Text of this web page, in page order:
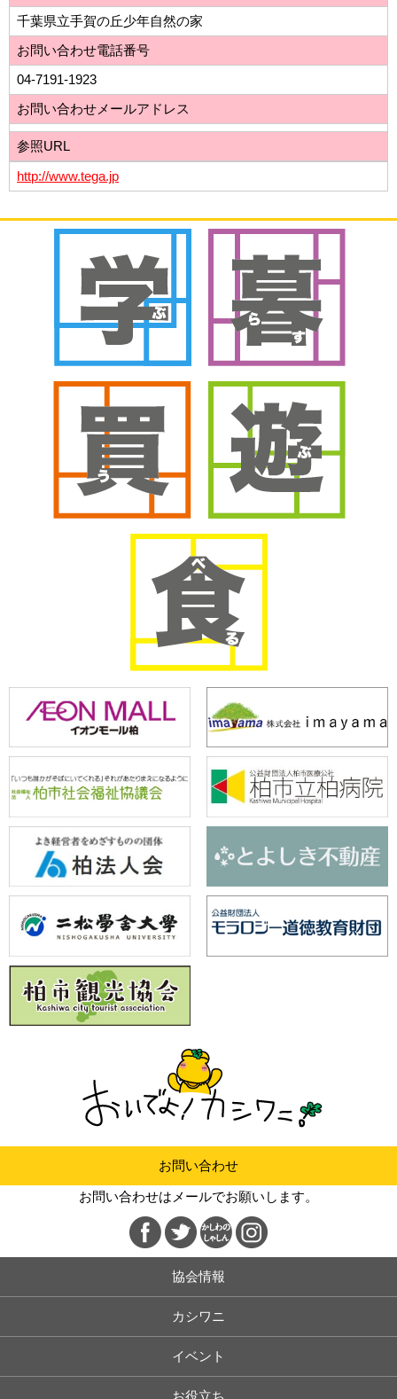
千葉県立手賀の丘少年自然の家
お問い合わせ電話番号
04-7191-1923
お問い合わせメールアドレス
参照URL
http://www.tega.jp
お問い合わせ
お問い合わせはメールでお願いします。
協会情報
カシワニ
イベント